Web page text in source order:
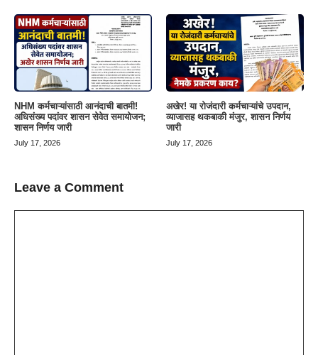
NHM कर्मचाऱ्यांसाठी आनंदाची बातमी!
अधिसंख्य पदांवर शासन सेवेत समायोजन;
शासन निर्णय जारी
July 17, 2026
अखेर! या रोजंदारी कर्मचाऱ्यांचे उपदान,
व्याजासह थकबाकी मंजुर, शासन निर्णय
जारी
July 17, 2026
Leave a Comment